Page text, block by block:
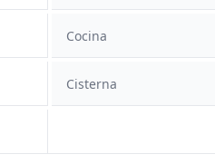
Cocina
Cisterna